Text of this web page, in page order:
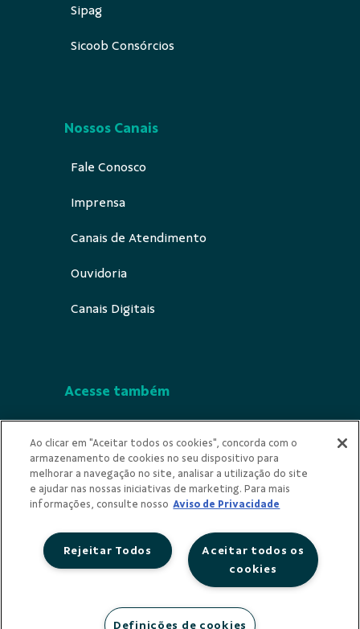
Sipag
Sicoob Consórcios
Nossos Canais
Fale Conosco
Imprensa
Canais de Atendimento
Ouvidoria
Canais Digitais
Acesse também
Indícios de Ilicitude
Privacidade
Ao clicar em "Aceitar todos os cookies", concorda com o
armazenamento de cookies no seu dispositivo para
melhorar a navegação no site, analisar a utilização do site
e ajudar nas nossas iniciativas de marketing. Para mais
informações, consulte nosso Aviso de Privacidade
Aceitar todos os
cookies
Rejeitar Todos
Definições de cookies